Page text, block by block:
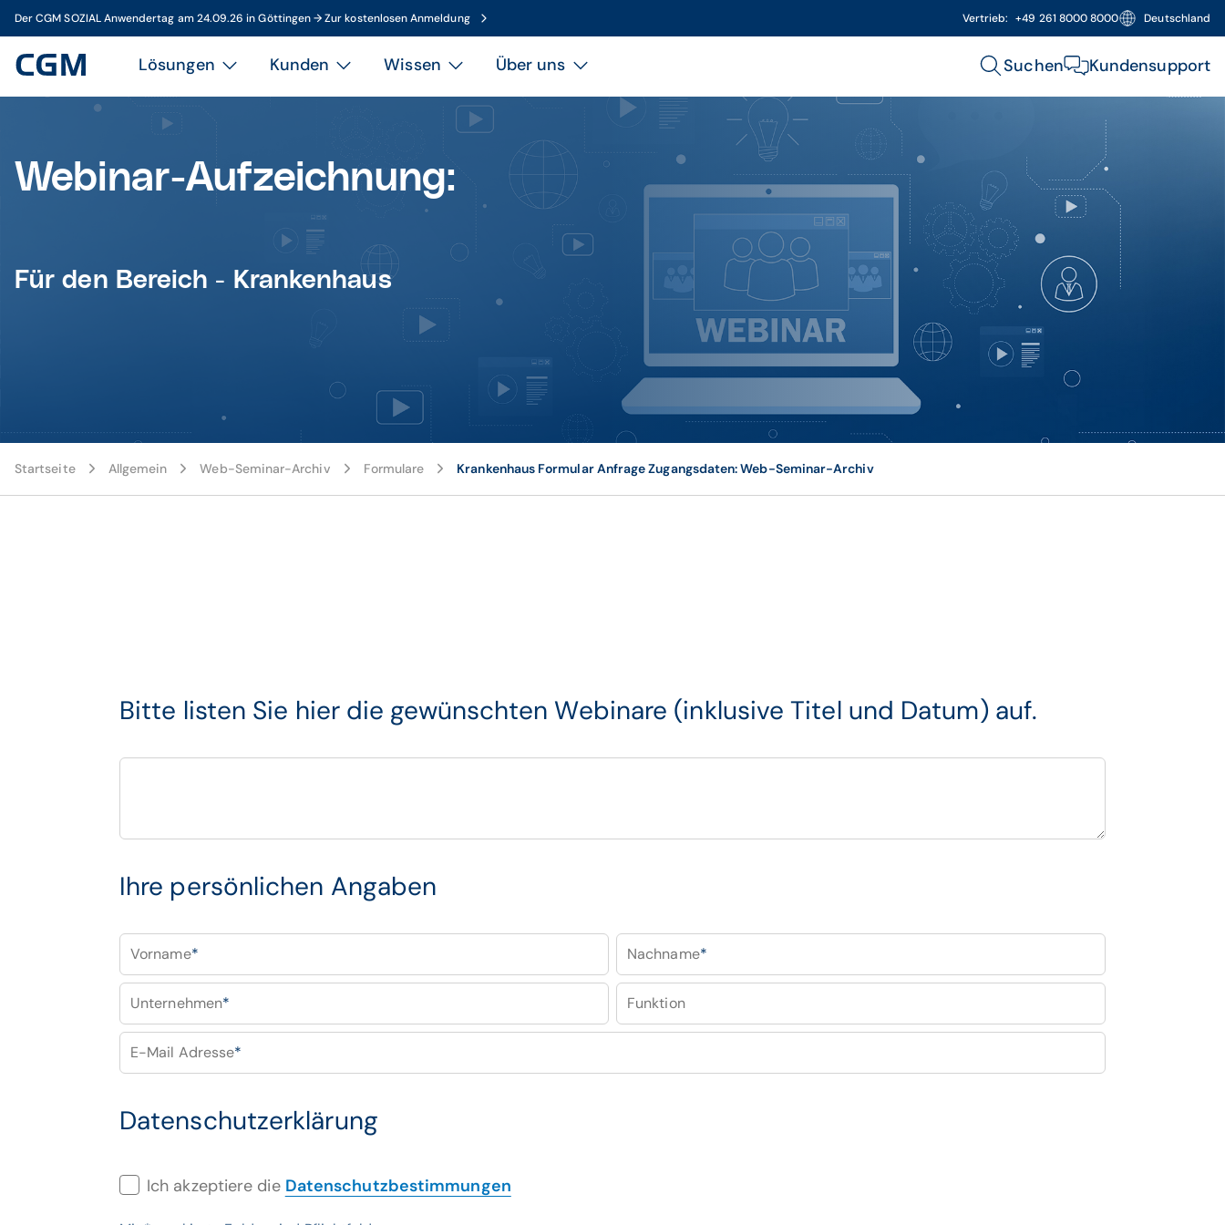
Der CGM SOZIAL Anwendertag am 24.09.26 in Göttingen → Zur kostenlosen Anmeldung Vertrieb: +49 261 8000 8000 Deutschland
Lösungen Kunden Wissen Über uns Suchen Kundensupport
Webinar-Aufzeichnung:
Für den Bereich - Krankenhaus
Startseite Allgemein Web-Seminar-Archiv Formulare Krankenhaus Formular Anfrage Zugangsdaten: Web-Seminar-Archiv
Bitte listen Sie hier die gewünschten Webinare (inklusive Titel und Datum) auf.
Ihre persönlichen Angaben
Vorname* Nachname*
Unternehmen* Funktion
E-Mail Adresse*
Datenschutzerklärung
Ich akzeptiere die Datenschutzbestimmungen